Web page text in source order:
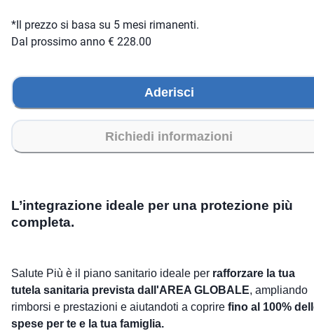
*Il prezzo si basa su 5 mesi rimanenti.
Dal prossimo anno € 228.00
Aderisci
Richiedi informazioni
L’integrazione ideale per una protezione più
completa.
Salute Più è il piano sanitario ideale per rafforzare la tua
tutela sanitaria prevista dall'AREA GLOBALE, ampliando
rimborsi e prestazioni e aiutandoti a coprire fino al 100%
spese per te e la tua famiglia.